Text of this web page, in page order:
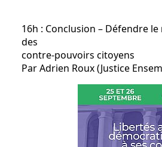
16h : Conclusion – Défendre
des
contre-pouvoirs citoyens
Par Adrien Roux (Justice